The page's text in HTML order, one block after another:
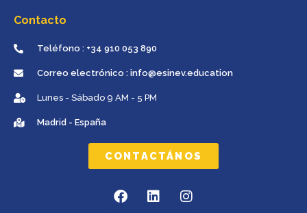
Contacto
Teléfono : +34 910 053 890
Correo electrónico : info@esinev.education
Lunes - Sábado 9 AM - 5 PM
Madrid - España
CONTACTÁNOS
F
a
L
i
I
n